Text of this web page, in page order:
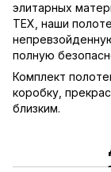
элитарных
TEX, наши
полную
Комплект
коробку,
близким.